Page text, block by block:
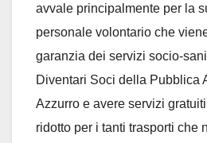
avvale principalmente per la
personale volontario che
garanzia dei servizi socio-
Diventari Soci della Pubblica
Azzurro e avere servizi
ridotto per i tanti trasporti che